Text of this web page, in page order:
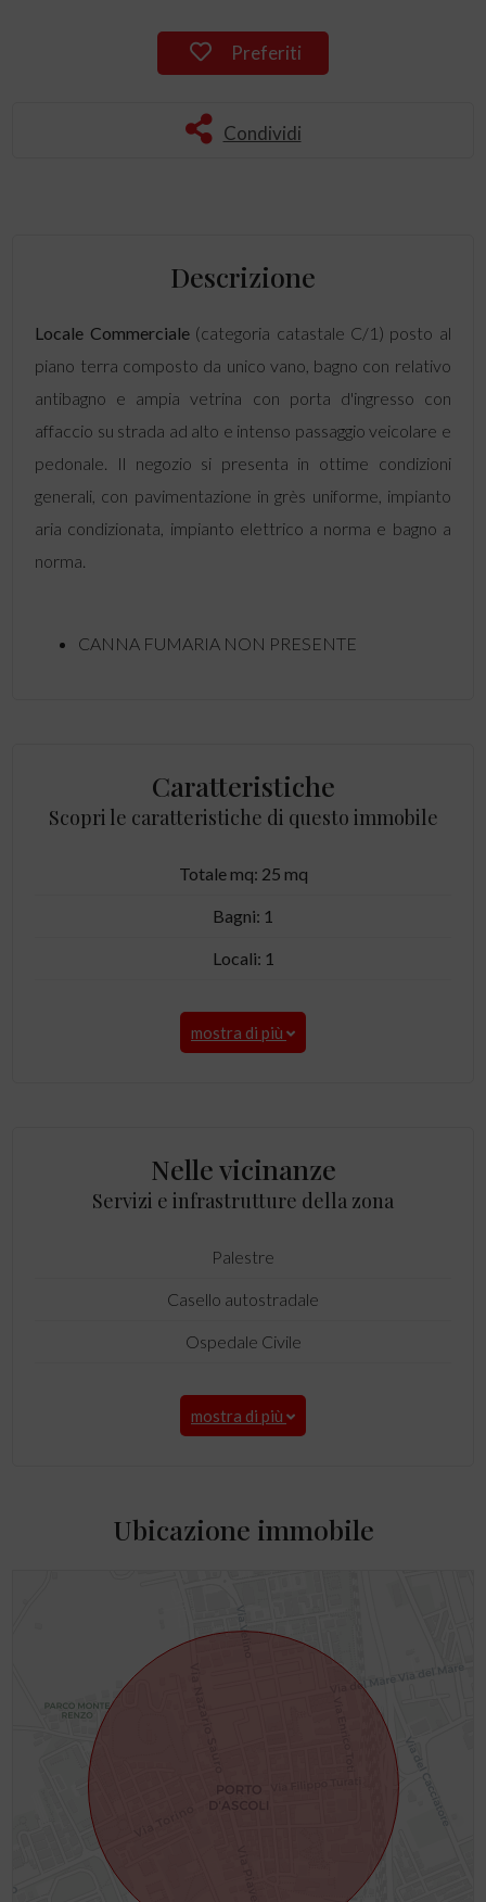
Preferiti
Condividi
Descrizione
Locale Commerciale(categoria catastale C/1) posto al
piano terra composto da unico vano, bagno con relativo
antibagno e ampia vetrina con porta d'ingresso con
affaccio su strada ad alto e intenso passaggio veicolare e
pedonale. Il negozio si presenta in ottime condizioni
generali, con pavimentazione in grès uniforme, impianto
aria condizionata, impianto elettrico a norma e bagno a
norma.
CANNA FUMARIA NON PRESENTE
Caratteristiche
Scopri le caratteristiche di questo immobile
Totale mq: 25 mq
Bagni: 1
Locali: 1
mostra di più
Nelle vicinanze
Servizi e infrastrutture della zona
Palestre
Casello autostradale
Ospedale Civile
mostra di più
Ubicazione immobile